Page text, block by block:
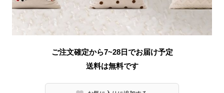
ご注文確定から7~28日でお届け予定
送料は無料です